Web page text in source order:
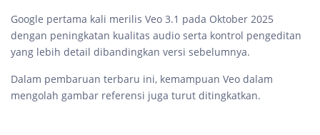
Google pertama kali merilis Veo 3.1 pada Oktober 2025
dengan peningkatan kualitas audio serta kontrol pengeditan
yang lebih detail dibandingkan versi sebelumnya.
Dalam pembaruan terbaru ini, kemampuan Veo dalam
mengolah gambar referensi juga turut ditingkatkan.